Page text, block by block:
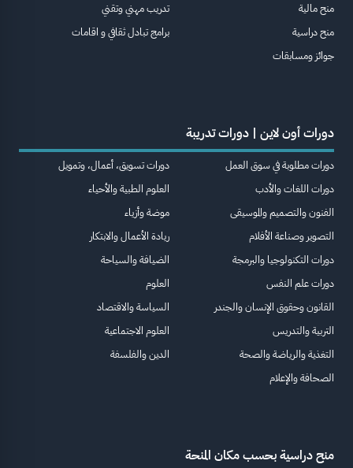
منح مالية
منح دراسية
جوائز ومسابقات
تدريب مهني وتقني
برامج تبادل ثقافي و اقامات
دورات أون لاين | دورات تدريبة
دورات مطلوبة في سوق العمل
دورات اللغات والأدب
الفنون والتصميم والموسيقى
التصوير وصناعة الأفلام
دورات التكنولوجيا والبرمجة
دورات علم النفس
القانون وحقوق الإنسان والجندر
التربية والتدريس
التغذية والرياضة والصحة
الصحافة والإعلام
دورات تسويق، أعمال، وتمويل
العلوم الطبية والأحياء
موضة وأزياء
ريادة الأعمال والابتكار
الضيافة والسياحة
العلوم
السياسة والاقتصاد
العلوم الاجتماعية
الدين والفلسفة
منح دراسية بحسب مكان المنحة